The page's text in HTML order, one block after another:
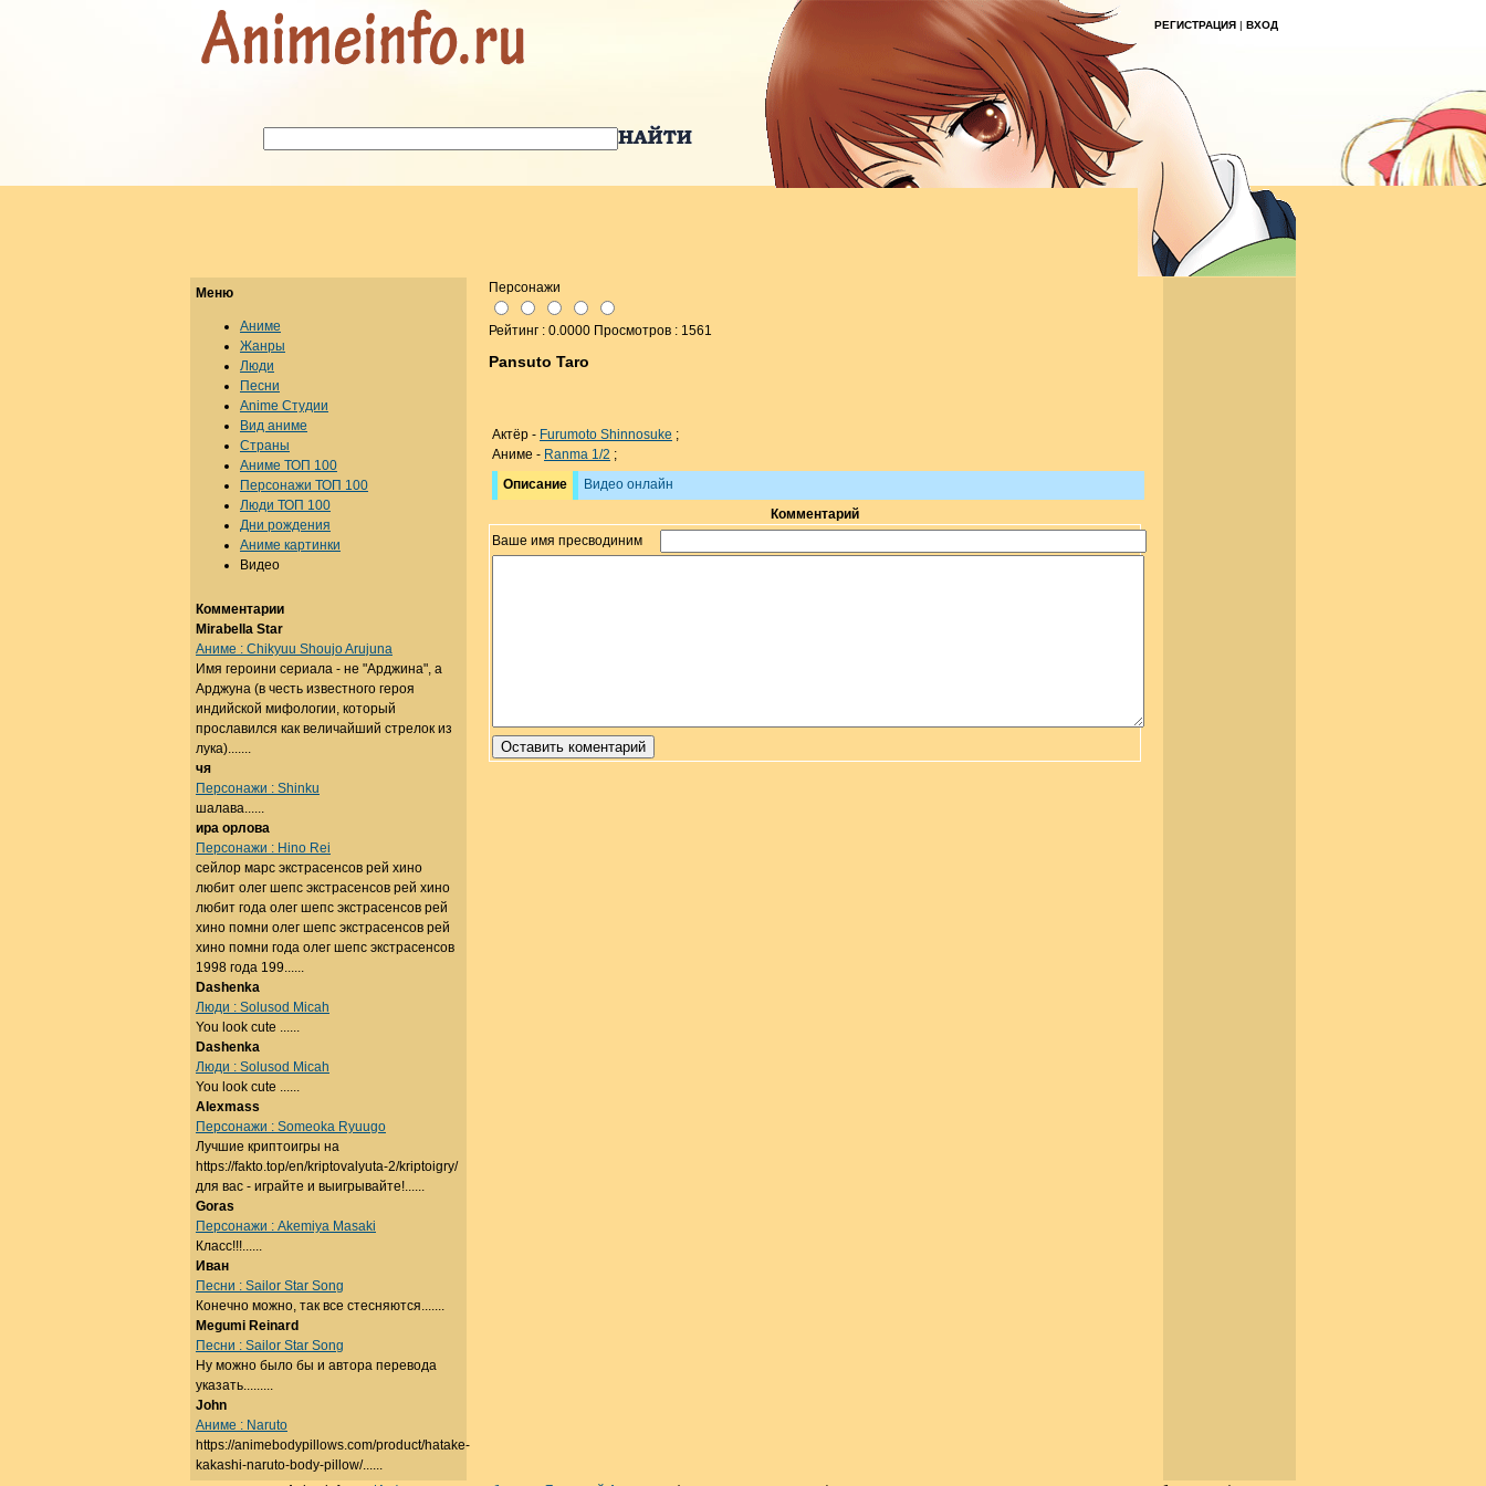
РЕГИСТРАЦИЯ | ВХОД
Персонажи
Рейтинг : 0.0000 Просмотров : 1561
Pansuto Taro
Актёр - Furumoto Shinnosuke ;
Аниме - Ranma 1/2 ;
Описание
Видео онлайн
Комментарий
Ваше имя пресводиним
Меню
Аниме
Жанры
Люди
Песни
Anime Студии
Вид аниме
Страны
Аниме ТОП 100
Персонажи ТОП 100
Люди ТОП 100
Дни рождения
Аниме картинки
Видео
Комментарии
Mirabella Star
Аниме : Chikyuu Shoujo Arujuna
Имя героини сериала - не "Арджина", а
Арджуна (в честь известного героя
индийской мифологии, который
прославился как величайший стрелок из
лука).......
чя
Персонажи : Shinku
шалава......
ира орлова
Персонажи : Hino Rei
сейлор марс экстрасенсов рей хино
любит олег шепс экстрасенсов рей хино
любит года олег шепс экстрасенсов рей
хино помни олег шепс экстрасенсов рей
хино помни года олег шепс экстрасенсов
1998 года 199......
Dashenka
Люди : Solusod Micah
You look cute ......
Dashenka
Люди : Solusod Micah
You look cute ......
Alexmass
Персонажи : Someoka Ryuugo
Лучшие криптоигры на
https://fakto.top/en/kriptovalyuta-2/kriptoigry/
для вас - играйте и выигрывайте!......
Goras
Персонажи : Akemiya Masaki
Класс!!!......
Иван
Песни : Sailor Star Song
Конечно можно, так все стесняются.......
Megumi Reinard
Песни : Sailor Star Song
Ну можно было бы и автора перевода
указать.........
John
Аниме : Naruto
https://animebodypillows.com/product/hatake-
kakashi-naruto-body-pillow/......